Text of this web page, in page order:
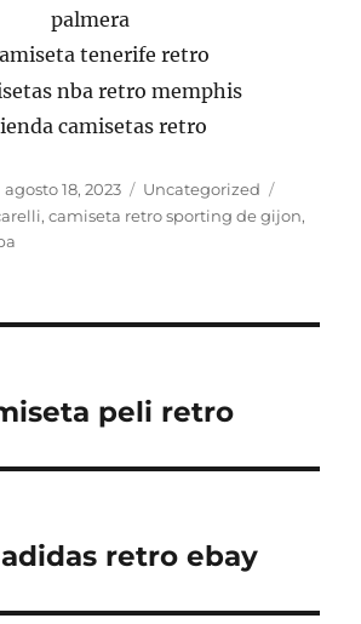
Publicado
el
agosto 18, 2023 Categorías
Uncategorized
,camiseta retro sporting de gijon,
peli retro
retro ebay